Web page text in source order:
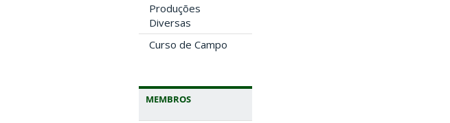
Produções
Diversas
Curso de Campo
MEMBROS